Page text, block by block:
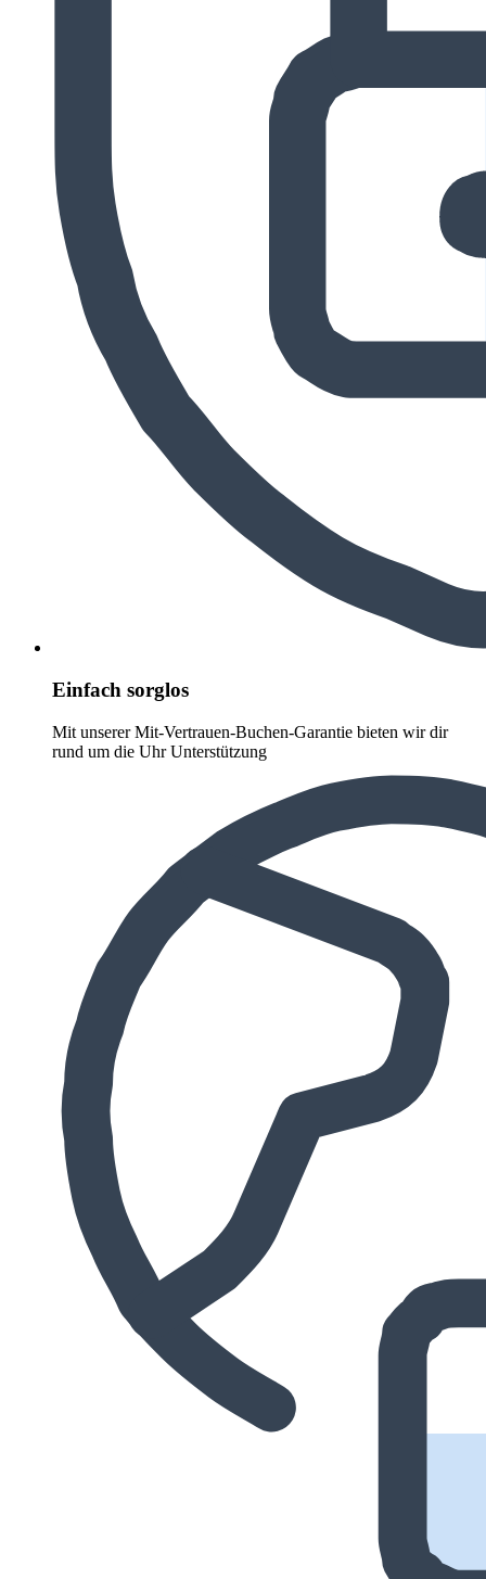
Einfach sorglos
Mit unserer Mit-Vertrauen-Buchen-Garantie bieten wir dir
rund um die Uhr Unterstützung